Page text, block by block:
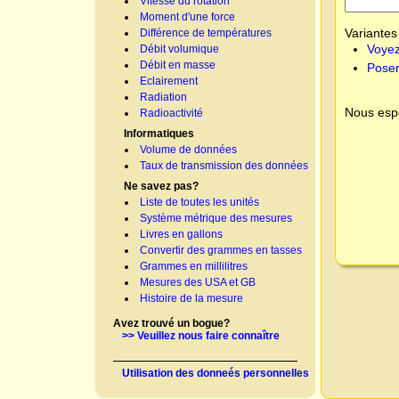
Moment d'une force
Différence de températures
Débit volumique
Débit en masse
Eclairement
Radiation
Radioactivité
Informatiques
Volume de données
Taux de transmission des données
Ne savez pas?
Liste de toutes les unités
Système métrique des mesures
Livres en gallons
Convertir des grammes en tasses
Grammes en millilitres
Mesures des USA et GB
Histoire de la mesure
Avez trouvé un bogue?
>> Veuillez nous faire connaître
Utilisation des donneés personnelles
Nous